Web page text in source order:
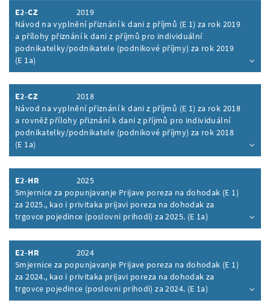
E2-CZ
2019
Návod na vyplnění přiznání k dani z příjmů (E 1) za rok 2019
a přílohy přiznání k dani z příjmů pro individuální
podnikatelky/podnikatele (podnikové příjmy) za rok 2019
(E 1a)
Inhalt aufklappen
E2-CZ
2018
Návod na vyplnění přiznání k dani z příjmů (E 1) za rok 2018
a rovněž přílohy přiznání k dani z příjmů pro individuální
podnikatelky/podnikatele (podnikové příjmy) za rok 2018
(E 1a)
Inhalt aufklappen
E2-HR
2025
Smjernice za popunjavanje Prijave poreza na dohodak (E 1)
za 2025., kao i privitaka prijavi poreza na dohodak za
trgovce pojedince (poslovni prihodi) za 2025. (E 1a)
Inhalt aufklappen
E2-HR
2024
Smjernice za popunjavanje Prijave poreza na dohodak (E 1)
za 2024., kao i privitaka prijavi poreza na dohodak za
trgovce pojedince (poslovni prihodi) za 2024. (E 1a)
Inhalt aufklappen